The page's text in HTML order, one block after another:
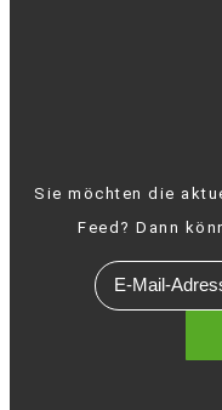
Sie möchten die
Feed? Dann